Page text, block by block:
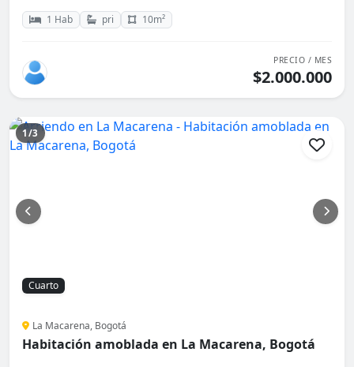
1 Hab pri 10m²
PRECIO / MES
$2.000.000
1/3
Cuarto
La Macarena, Bogotá
Habitación amoblada en La Macarena, Bogotá